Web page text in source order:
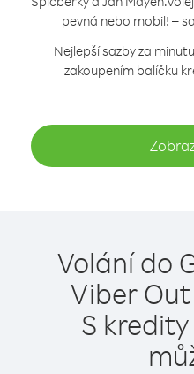
pevná nebo mobil! –
Nejlepší sazby za
zakoupením balíčku
Volání do
Viber
S